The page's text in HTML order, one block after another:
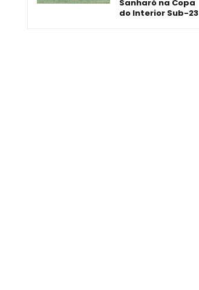
Sanharó na Copa
do Interior Sub-23